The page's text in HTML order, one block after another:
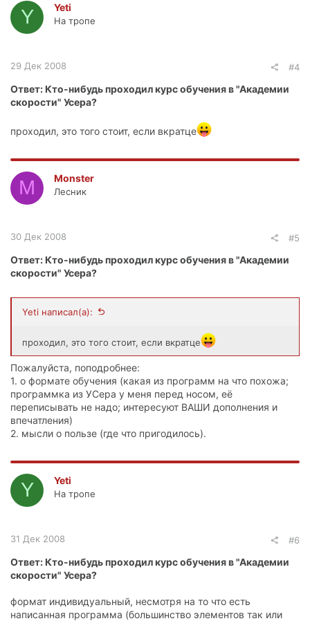
Y Yeti
На тропе
29 Дек 2008 #4
Ответ: Кто-нибудь проходил курс обучения в "Академии
скорости" Усера?
проходил, это того стоит, если вкратце
M Monster
Лесник
30 Дек 2008 #5
Ответ: Кто-нибудь проходил курс обучения в "Академии
скорости" Усера?
Yeti написал(а):
проходил, это того стоит, если вкратце
Пожалуйста, поподробнее:
1. о формате обучения (какая из программ на что похожа;
программка из УСера у меня перед носом, её
переписывать не надо; интересуют ВАШИ дополнения и
впечатления)
2. мысли о пользе (где что пригодилось).
Y Yeti
На тропе
31 Дек 2008 #6
Ответ: Кто-нибудь проходил курс обучения в "Академии
скорости" Усера?
формат индивидуальный, несмотря на то что есть
написанная программа (большинство элементов так или